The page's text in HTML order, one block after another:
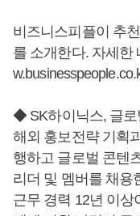
비즈니스피플이 추
를 소개한다. 자세한
◆ SK하이닉스, 글로
해외 홍보전략 기획
행하고 글로벌 콘텐
리더 및 멤버를 채용
근무 경력 12년 이